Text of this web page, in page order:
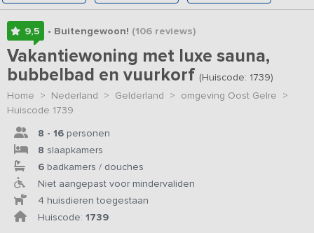
9,5 • Buitengewoon! (106reviews)
Vakantiewoning met luxe sauna,
bubbelbad en vuurkorf (Huiscode: 1739)
Home > Nederland > Gelderland > omgeving Oost Gelre >
Huiscode 1739
8 - 16 personen
8 slaapkamers
6 badkamers / douches
Niet aangepast voor mindervaliden
4 huisdieren toegestaan
Huiscode: 1739